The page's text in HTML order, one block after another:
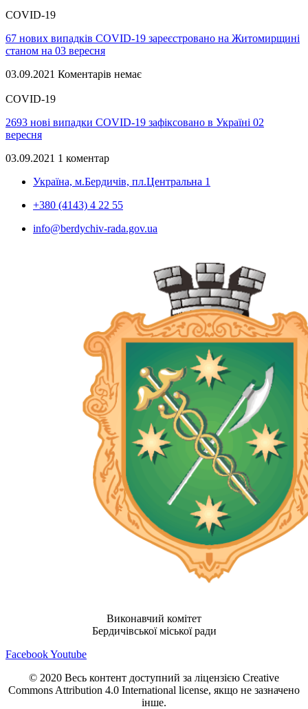
COVID-19
67 нових випадків COVID-19 зареєстровано на Житомирщині
станом на 03 вересня
03.09.2021 Коментарів немає
COVID-19
2693 нові випадки COVID-19 зафіксовано в Україні 02
вересня
03.09.2021 1 коментар
Україна, м.Бердичів, пл.Центральна 1
+380 (4143) 4 22 55
info@berdychiv-rada.gov.ua
Виконавчий комітет
Бердичівської міської ради
FacebookYoutube
© 2020 Весь контент доступний за ліцензією Creative
Commons Attribution 4.0 International license, якщо не зазначено
інше.